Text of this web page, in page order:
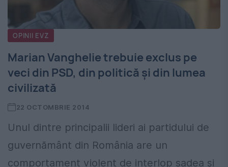
OPINII EVZ
Marian Vanghelie trebuie exclus pe
veci din PSD, din politică şi din lumea
civilizată
22 OCTOMBRIE 2014
Unul dintre principalii lideri ai partidului de
guvernământ din România are un
comportament violent de interlop sadea şi